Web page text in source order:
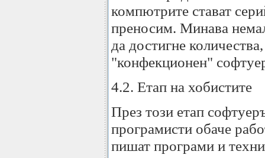
компютрите стават
преносим. Минава
да достигне
"конфекционен"
4.2. Етап на хобистите
През този етап
програмисти обаче
пишат програми и